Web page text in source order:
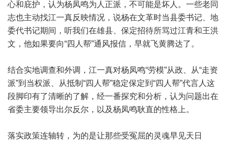
心和庇护，认为杨凤鸣为人正派，不可能是坏人。一些老同
志也主动找江一真反映情况，说杨在文革时当县委书记、地
委代书记期间，听我们在雄县、保定招待所骂过江青和王洪
文，他如果要向“四人帮”通风报信，早就飞黄腾达了。
结合实地调查和外调，江一真对杨凤鸣“劳模”从政、从“走资
派”到当权派、从抵制“四人帮”稳定保定到“四人帮”代言人这
段脚印有了清晰的了解，经一番探究和分析，认为问题出在
省委主要领导出尔反尔，以及杨凤鸣耿直的性格上。
落实政策连轴转，为的是让那些受冤屈的灵魂早见天日